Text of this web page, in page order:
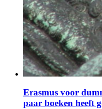
Erasmus voor
paar boeken heeft